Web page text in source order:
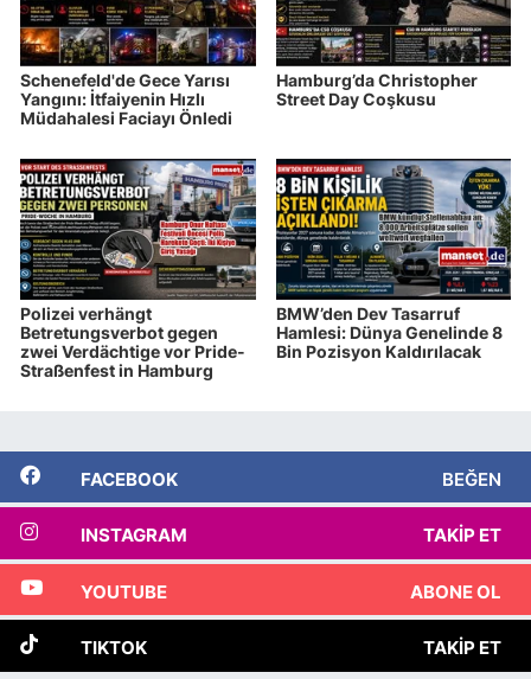
Schenefeld'de Gece Yarısı
Yangını: İtfaiyenin Hızlı
Müdahalesi Faciayı Önledi
Hamburg’da Christopher
Street Day Coşkusu
Polizei verhängt
Betretungsverbot gegen
zwei Verdächtige vor Pride-
Straßenfest in Hamburg
BMW’den Dev Tasarruf
Hamlesi: Dünya Genelinde 8
Bin Pozisyon Kaldırılacak
FACEBOOK BEĞEN
INSTAGRAM TAKIP ET
YOUTUBE ABONE OL
TIKTOK TAKIP ET